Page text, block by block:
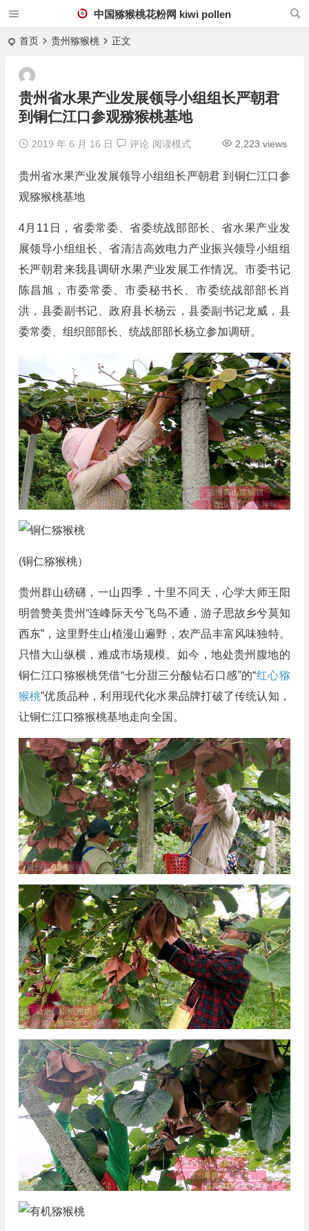
中国猕猴桃花粉网 kiwi pollen
首页 贵州猕猴桃 正文
贵州省水果产业发展领导小组组长严朝君
到铜仁江口参观猕猴桃基地
2019 年 6 月 16 日 评论 2,223 views
阅读模式
贵州省水果产业发展领导小组组长严朝君 到铜仁江口参
观猕猴桃基地
4月11日，省委常委、省委统战部部长、省水果产业发
展领导小组组长、省清洁高效电力产业振兴领导小组组
长严朝君来我县调研水果产业发展工作情况。市委书记
陈昌旭，市委常委、市委秘书长、市委统战部部长肖
洪，县委副书记、政府县长杨云，县委副书记龙威，县
委常委、组织部部长、统战部部长杨立参加调研。
(铜仁猕猴桃）
贵州群山磅礴，一山四季，十里不同天，心学大师王阳
明曾赞美贵州“连峰际天兮飞鸟不通，游子思故乡兮莫知
西东”，这里野生山植漫山遍野，农产品丰富风味独特。
只惜大山纵横，难成市场规模。如今，地处贵州腹地的
铜仁江口猕猴桃凭借“七分甜三分酸钻石口感”的“红心猕
猴桃”优质品种，利用现代化水果品牌打破了传统认知，
让铜仁江口猕猴桃基地走向全国。